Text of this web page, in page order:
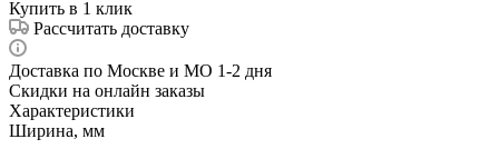
Купить в 1 клик
Рассчитать доставку
Доставка по Москве и МО 1-2 дня
Скидки на онлайн заказы
Характеристики
Ширина, мм